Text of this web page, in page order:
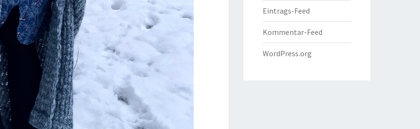
Eintrags-Feed
Kommentar-Feed
WordPress.org